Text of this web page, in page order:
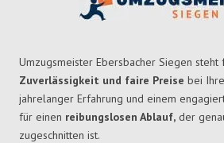
Umzugsmeister Ebersbacher Siegen steht
Zuverlässigkeit und faire Preise bei
jahrelanger Erfahrung und einem
für einen reibungslosen Ablauf, der
zugeschnitten ist.